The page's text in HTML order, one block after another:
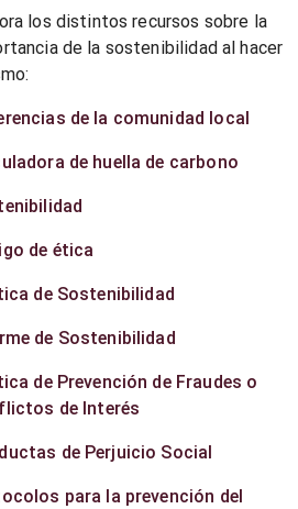
los distintos recursos sobre la
de la sostenibilidad al hacer
de la comunidad local
de huella de carbono
de ética
de Sostenibilidad
de Sostenibilidad
de Prevención de Fraudes o
de Interés
de Perjuicio Social
para la prevención del